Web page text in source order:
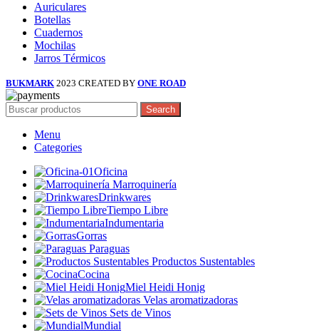
Auriculares
Botellas
Cuadernos
Mochilas
Jarros Térmicos
BUKMARK 2023 CREATED BY ONE ROAD
Search
Menu
Categories
Oficina
Marroquinería
Drinkwares
Tiempo Libre
Indumentaria
Gorras
Paraguas
Productos Sustentables
Cocina
Miel Heidi Honig
Velas aromatizadoras
Sets de Vinos
Mundial